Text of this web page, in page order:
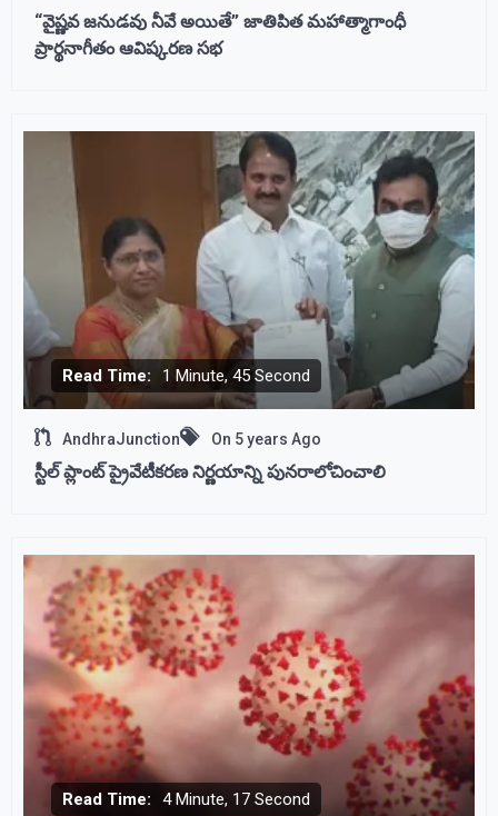
“వైష్ణవ జనుడవు నీవే అయితే” జాతిపిత మహాత్మాగాంధీ
ప్రార్థనాగీతం ఆవిష్కరణ సభ
Read Time: 1 Minute, 45 Second
AndhraJunction On 5 years Ago
స్టీల్‌ ప్లాంట్‌ ప్రైవేటీకరణ నిర్ణయాన్ని పునరాలోచించాలి
Read Time: 4 Minute, 17 Second